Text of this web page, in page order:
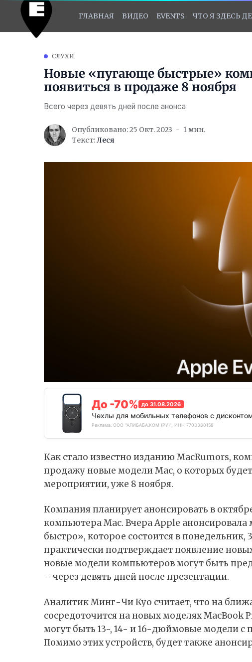
ГЛАВНАЯ ВИДЕО EVENTS ЧТО Я ЗДЕСЬ
СЛУХИ
Новые «пугающе быстрые»
появиться в продаже 8 ноября
Всего через девять дней после анонса
Опубликовано: 25 Окт. 2023
1 мин.
Текст:Леся
До -70% до 31.08.2026
Чехлы для мобильных телефонов с
Реклама. ООО "АЛИБАБА.КОМ (РУ)", ИНН 7703380158
Как стало известно изданию MacRumors,
продажу новые модели Mac, о которых
мероприятии, уже 8 ноября.
Компания планирует анонсировать в
компьютера Mac. Вчера Apple
быстро», которое состоится в понедельник,
практическиподтверждаетпоявление
новые модели компьютеров могут быть
– через девять дней после презентации.
Аналитик Минг-Чи Куо считает, что на
сосредоточится на новых моделях MacBook
могут быть 13-, 14- и 16-дюймовые модели с
Помимо этих устройств, будет также